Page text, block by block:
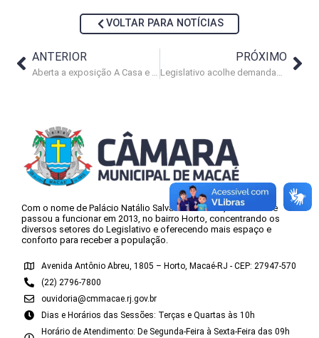
VOLTAR PARA NOTÍCIAS
ANTERIOR PRÓXIMO
Com o nome de Palácio Natálio Salvador Antunes, a nova sede
passou a funcionar em 2013, no bairro Horto, concentrando os
diversos setores do Legislativo e oferecendo mais espaço e
conforto para receber a população.
Avenida Antônio Abreu, 1805 – Horto, Macaé-RJ - CEP: 27947-570
(22) 2796-7800
ouvidoria@cmmacae.rj.gov.br
Dias e Horários das Sessões: Terças e Quartas às 10h
Horário de Atendimento: De Segunda-Feira à Sexta-Feira das 09h